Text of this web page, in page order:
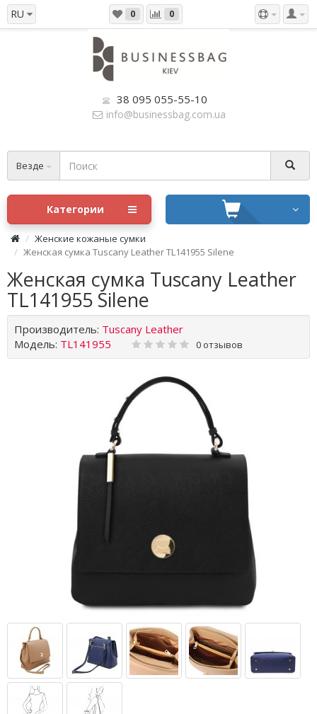
RU 0 0
38 095 055-55-10
info@businessbag.com.ua
Везде
Категории
Женские кожаные сумки
Женская сумка Tuscany Leather TL141955 Silene
Женская сумка Tuscany Leather
TL141955 Silene
Производитель: Tuscany Leather
Модель: TL141955 0 отзывов